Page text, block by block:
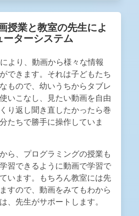
業と教室の先生によ
ーターシステム
より、動画から様々な情報
できます。それは子どもたち
もので、幼いうちからタブレ
いこなし、見たい動画を自由
り返し聞き直したかったら巻
たちで勝手に操作していま
ら、プログラミングの授業も
習できるように動画で学習で
います。もちろん教室には先
すので、動画をみてもわから
、先生がサポートします。